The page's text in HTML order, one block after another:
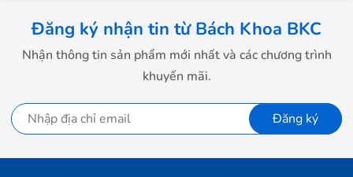
Đăng ký nhận tin từ Bách Khoa BKC
Nhận thông tin sản phẩm mới nhất và các chương trình
khuyến mãi.
Đăng ký